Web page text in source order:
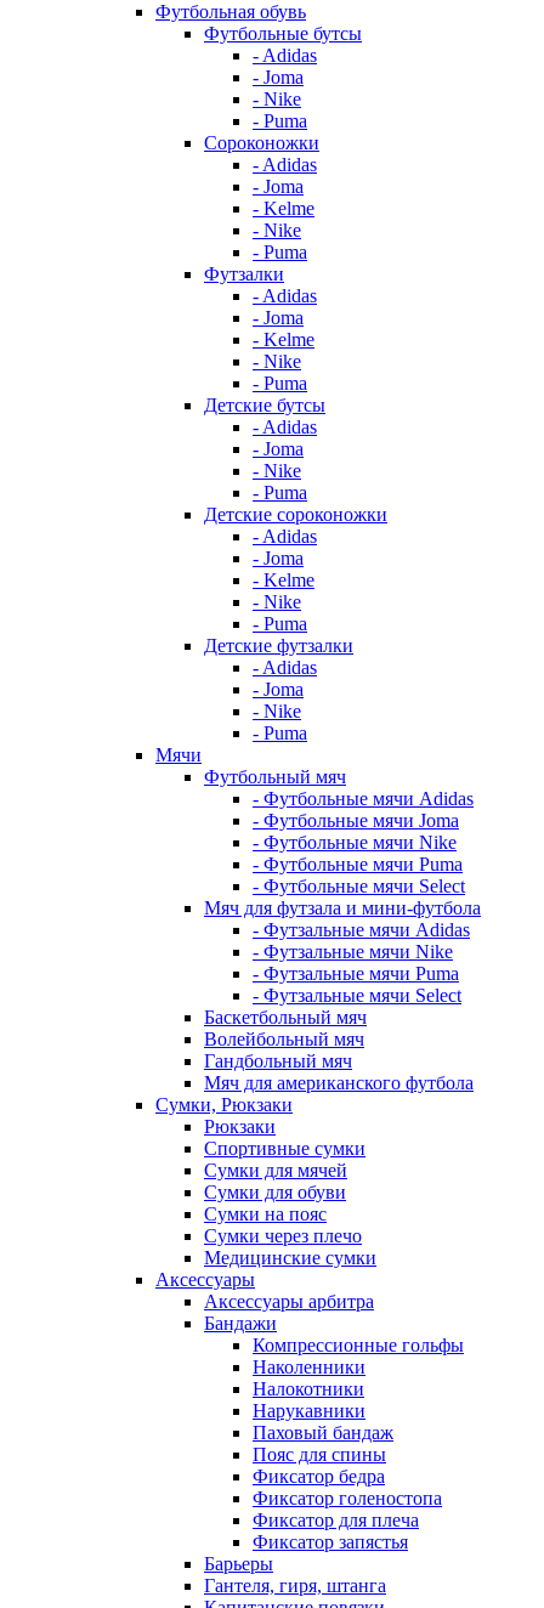
Футбольная обувь
Футбольные бутсы
- Adidas
- Joma
- Nike
- Puma
Сороконожки
- Adidas
- Joma
- Kelme
- Nike
- Puma
Футзалки
- Adidas
- Joma
- Kelme
- Nike
- Puma
Детские бутсы
- Adidas
- Joma
- Nike
- Puma
Детские сороконожки
- Adidas
- Joma
- Kelme
- Nike
- Puma
Детские футзалки
- Adidas
- Joma
- Nike
- Puma
Мячи
Футбольный мяч
- Футбольные мячи Adidas
- Футбольные мячи Joma
- Футбольные мячи Nike
- Футбольные мячи Puma
- Футбольные мячи Select
Мяч для футзала и мини-футбола
- Футзальные мячи Adidas
- Футзальные мячи Nike
- Футзальные мячи Puma
- Футзальные мячи Select
Баскетбольный мяч
Волейбольный мяч
Гандбольный мяч
Мяч для американского футбола
Сумки, Рюкзаки
Рюкзаки
Спортивные сумки
Сумки для мячей
Сумки для обуви
Сумки на пояс
Сумки через плечо
Медицинские сумки
Аксессуары
Аксессуары арбитра
Бандажи
Компрессионные гольфы
Наколенники
Налокотники
Нарукавники
Паховый бандаж
Пояс для спины
Фиксатор бедра
Фиксатор голеностопа
Фиксатор для плеча
Фиксатор запястья
Барьеры
Гантеля, гиря, штанга